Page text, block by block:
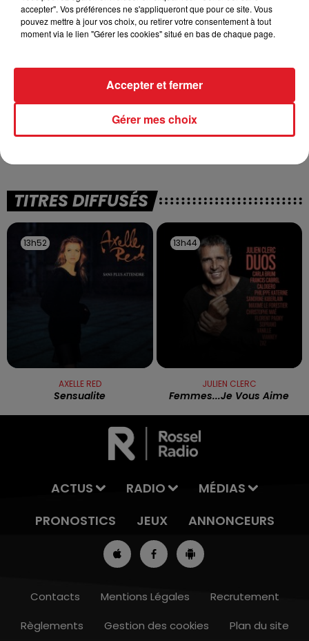
7h00 - 10h00
13 juillet 2026
WINGLES: UN JEUNE PERD LA VIE, NOYÉ À
LA BASE DE LOISIRS
TITRES DIFFUSÉS
13h52
13h52
AXELLE RED
Sensualite
13h44
13h44
JULIEN CLERC
Femmes...je Vous Aime
ACTUS RADIO
MÉDIAS
PRONOSTICS
JEUX ANNONCEURS
Contacts Mentions Légales
Recrutement
Règlements
Gestion des cookies Plan du site
accepter". Vos préférences ne s'appliqueront que pour ce site. Vous
pouvez mettre à jour vos choix, ou retirer votre consentement à tout
moment via le lien "Gérer les cookies" situé en bas de chaque page.
Gérer mes choix
Accepter et fermer